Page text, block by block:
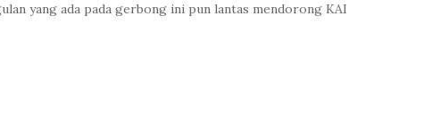
yang ada pada gerbong ini pun lantas mendorong KAI